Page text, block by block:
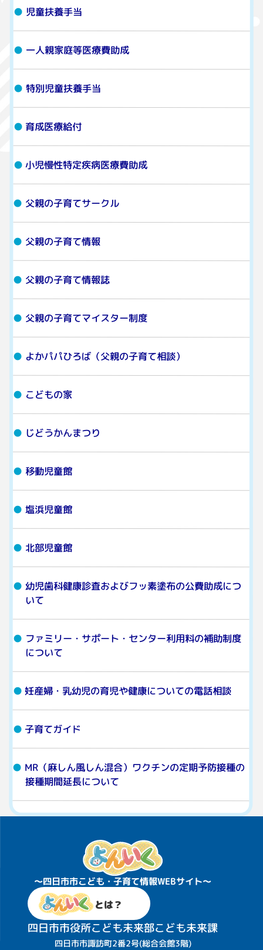
児童扶養手当
一人親家庭等医療費助成
特別児童扶養手当
育成医療給付
小児慢性特定疾病医療費助成
父親の子育てサークル
父親の子育て情報
父親の子育て情報誌
父親の子育てマイスター制度
よかパパひろば（父親の子育て相談）
こどもの家
じどうかんまつり
移動児童館
塩浜児童館
北部児童館
幼児歯科健康診査およびフッ素塗布の公費助成につ
いて
ファミリー・サポート・センター利用料の補助制度
について
妊産婦・乳幼児の育児や健康についての電話相談
子育てガイド
MR（麻しん風しん混合）ワクチンの定期予防接種の
接種期間延長について
〜四日市市こども・子育て情報WEBサイト〜
とは？
四日市市役所こども未来部こども未来課
四日市市諏訪町2番2号(総合会館3階)